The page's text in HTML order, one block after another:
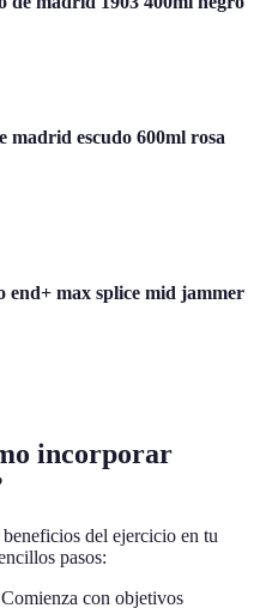
madrid escudo 600ml rosa
end+ max splice mid jammer
incorporar
del ejercicio en tu
pasos:
con objetivos